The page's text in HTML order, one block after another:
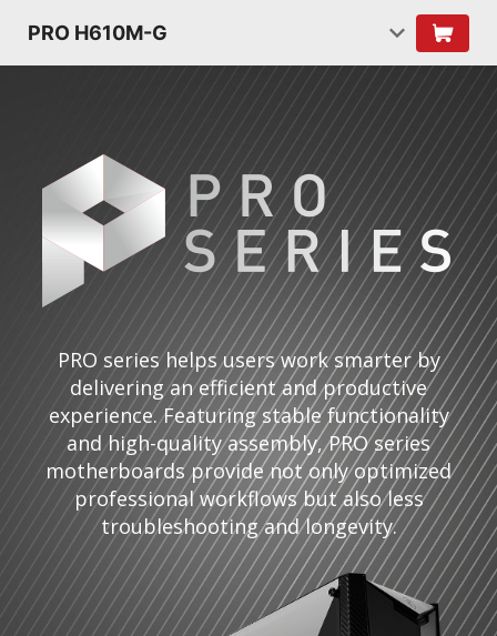
PRO H610M-G
PRO series helps users work smarter by
delivering an efficient and productive
experience. Featuring stable functionality
and high-quality assembly, PRO series
motherboards provide not only optimized
professional workflows but also less
troubleshooting and longevity.